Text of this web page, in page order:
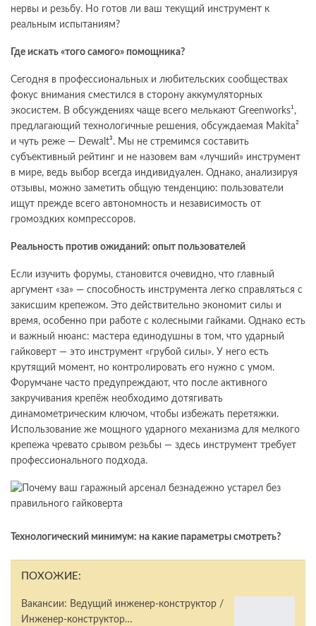
нервы и резьбу. Но готов ли ваш текущий инструмент к
реальным испытаниям?
Где искать «того самого» помощника?
Сегодня в профессиональных и любительских сообществах
фокус внимания сместился в сторону аккумуляторных
экосистем. В обсуждениях чаще всего мелькают Greenworks¹,
предлагающий технологичные решения, обсуждаемая Makita²
и чуть реже — Dewalt³. Мы не стремимся составить
субъективный рейтинг и не назовем вам «лучший» инструмент
в мире, ведь выбор всегда индивидуален. Однако, анализируя
отзывы, можно заметить общую тенденцию: пользователи
ищут прежде всего автономность и независимость от
громоздких компрессоров.
Реальность против ожиданий: опыт пользователей
Если изучить форумы, становится очевидно, что главный
аргумент «за» — способность инструмента легко справляться с
закисшим крепежом. Это действительно экономит силы и
время, особенно при работе с колесными гайками. Однако есть
и важный нюанс: мастера единодушны в том, что ударный
гайковерт — это инструмент «грубой силы». У него есть
крутящий момент, но контролировать его нужно с умом.
Форумчане часто предупреждают, что после активного
закручивания крепёж необходимо дотягивать
динамометрическим ключом, чтобы избежать перетяжки.
Использование же мощного ударного механизма для мелкого
крепежа чревато срывом резьбы — здесь инструмент требует
профессионального подхода.
Технологический минимум: на какие параметры смотреть?
ПОХОЖИЕ:
Вакансии: Ведущий инженер-конструктор /
Инженер-конструктор…